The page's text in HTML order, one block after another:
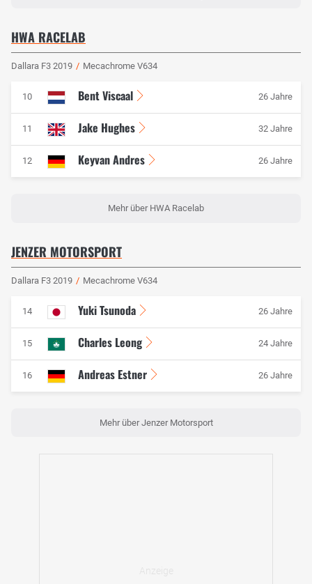
HWA RACELAB
Dallara F3 2019 / Mecachrome V634
10 Bent Viscaal 26 Jahre
11 Jake Hughes 32 Jahre
12 Keyvan Andres 26 Jahre
Mehr über HWA Racelab
JENZER MOTORSPORT
Dallara F3 2019 / Mecachrome V634
14 Yuki Tsunoda 26 Jahre
15 Charles Leong 24 Jahre
16 Andreas Estner 26 Jahre
Mehr über Jenzer Motorsport